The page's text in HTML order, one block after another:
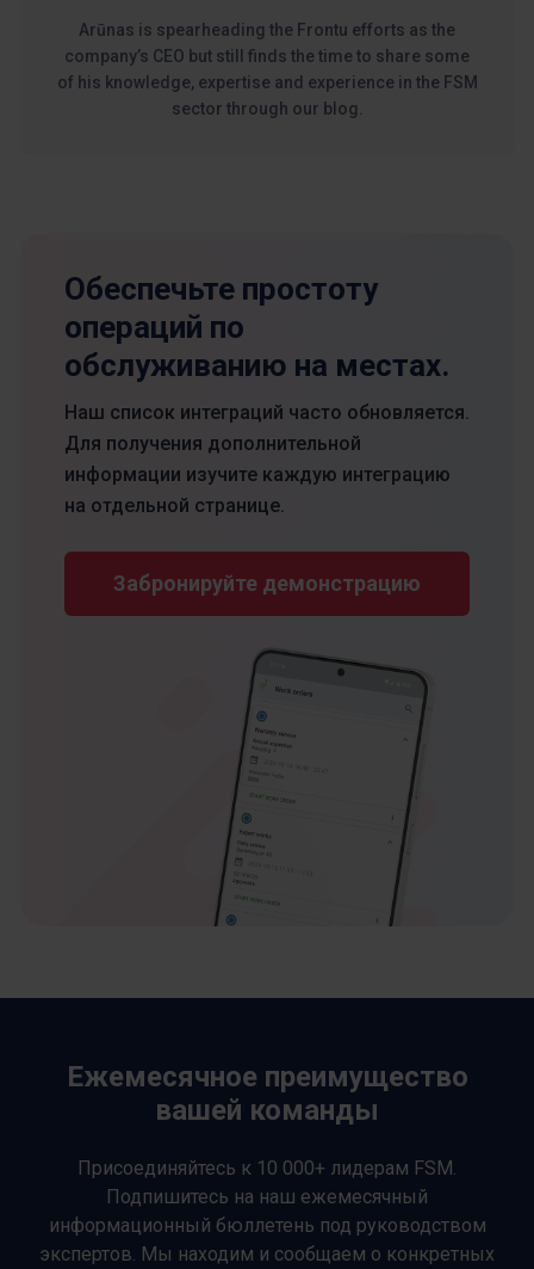
Arūnas is spearheading the Frontu efforts as the
company’s CEO but still finds the time to share some
of his knowledge, expertise and experience in the FSM
sector through our blog.
Обеспечьте простоту
операций по
обслуживанию на местах.
Наш список интеграций часто обновляется.
Для получения дополнительной
информации изучите каждую интеграцию
на отдельной странице.
Забронируйте демонстрацию
Ежемесячное преимущество
вашей команды
Присоединяйтесь к 10 000+ лидерам FSM.
Подпишитесь на наш ежемесячный
информационный бюллетень под руководством
экспертов. Мы находим и сообщаем о конкретных